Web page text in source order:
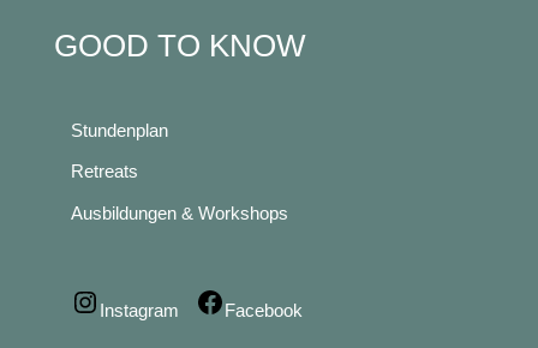
GOOD TO KNOW
Stundenplan
Retreats
Ausbildungen & Workshops
Instagram Facebook